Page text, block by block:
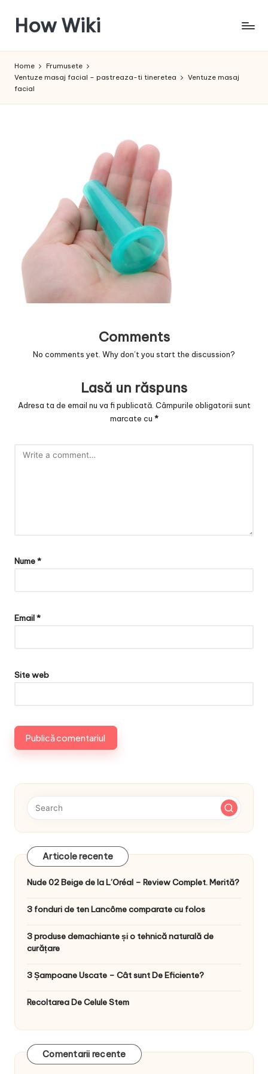
content
How Wiki
pentru
a
Home
Frumusete
Ventuze masaj facial – pastreaza-ti tineretea
Ventuze masaj
facial
Comments
No comments yet. Why don’t you start the discussion?
Lasă un răspuns
Adresa ta de email nu va fi publicată. Câmpurile obligatorii sunt
marcate cu *
Nume*
Email*
Site web
Articole recente
Nude 02 Beige de la L’Oréal – Review Complet. Merită?
3 fonduri de ten Lancôme comparate cu folos
3 produse demachiante și o tehnică naturală de
curățare
3 Șampoane Uscate – Cât sunt De Eficiente?
Recoltarea De Celule Stem
Comentarii recente